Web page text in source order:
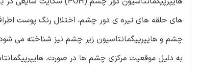
های حلقه های تیره ی دور چشم، اختلال رنگ پوست
چشم و هایپرپیگمانتاسیون زیر چشم نیز شناخته می
به دلیل موقعیت مرکزی چشم ها در صورت،